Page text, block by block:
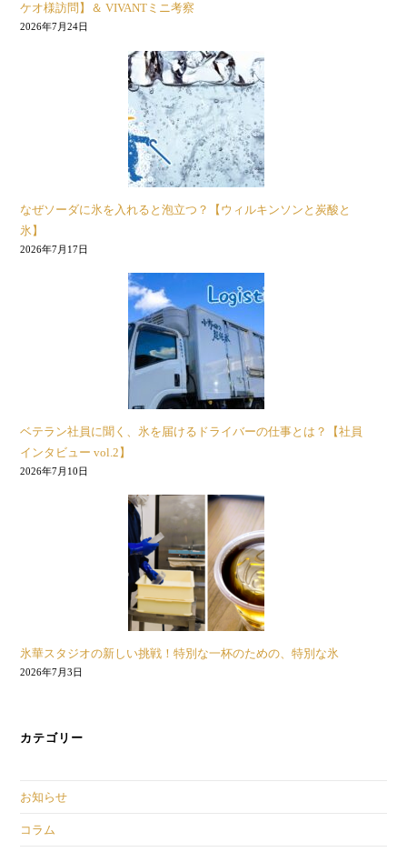
ケオ様訪問】＆ VIVANTミニ考察
2026年7月24日
なぜソーダに氷を入れると泡立つ？【ウィルキンソンと炭酸と
氷】
2026年7月17日
ベテラン社員に聞く、氷を届けるドライバーの仕事とは？【社員
インタビュー vol.2】
2026年7月10日
氷華スタジオの新しい挑戦！特別な一杯のための、特別な氷
2026年7月3日
カテゴリー
お知らせ
コラム